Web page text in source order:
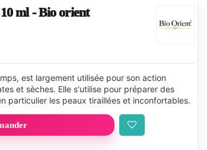
ml - Bio orient
est largement utilisée pour son action
et sèches. Elle s'utilise pour préparer des
particulier les peaux tiraillées et inconfortables.